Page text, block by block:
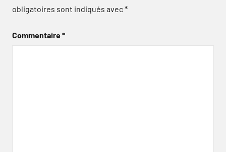
obligatoires sont indiqués avec*
Commentaire*